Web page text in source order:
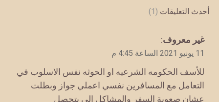
أحدث التعليقات (1)
يقول
غير معروف:
11 يونيو 2021 الساعة 4:45 م
للأسف الحكومه الشرعيه او الحوثه نفس الاسلوب في
التعامل مع المسافرين نفسي اعملي جواز وبطلت
عشان صعوبة السفر والمشاكل الي بتحصل